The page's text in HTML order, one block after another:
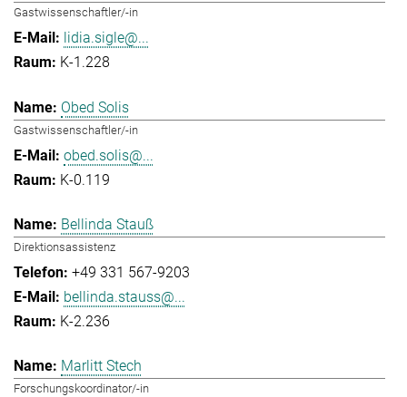
Gastwissenschaftler/-in
lidia.sigle@...
K-1.228
Obed Solis
Gastwissenschaftler/-in
obed.solis@...
K-0.119
Bellinda Stauß
Direktionsassistenz
+49 331 567-9203
bellinda.stauss@...
K-2.236
Marlitt Stech
Forschungskoordinator/-in